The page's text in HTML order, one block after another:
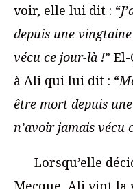
voir, elle lui dit : “
depuis une
vécu ce jour-là !”
à Ali qui lui dit : “
être mort depuis
n’avoir jamais vécu
Lorsqu’elle